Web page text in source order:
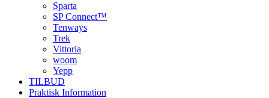
Sparta
SP Connect™
Tenways
Trek
Vittoria
woom
Yepp
TILBUD
Praktisk Information